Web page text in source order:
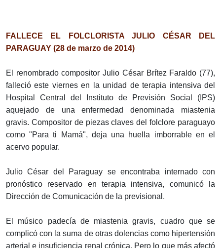
FALLECE EL FOLCLORISTA JULIO CÉSAR DEL
PARAGUAY (28 de marzo de 2014)
El renombrado compositor Julio César Brítez Faraldo (77),
falleció este viernes en la unidad de terapia intensiva del
Hospital Central del Instituto de Previsión Social (IPS)
aquejado de una enfermedad denominada miastenia
gravis. Compositor de piezas claves del folclore paraguayo
como "Para ti Mamá", deja una huella imborrable en el
acervo popular.
Julio César del Paraguay se encontraba internado con
pronóstico reservado en terapia intensiva, comunicó la
Dirección de Comunicación de la previsional.
El músico padecía de miastenia gravis, cuadro que se
complicó con la suma de otras dolencias como hipertensión
arterial e insuficiencia renal crónica. Pero lo que más afectó